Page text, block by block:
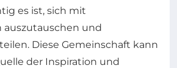
es ist, sich mit
auszutauschen und
Diese Gemeinschaft kann
der Inspiration und